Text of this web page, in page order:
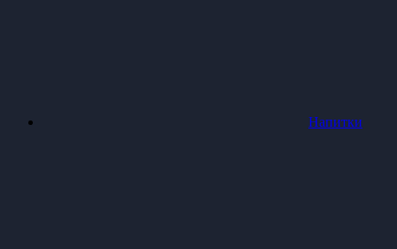
Напитки